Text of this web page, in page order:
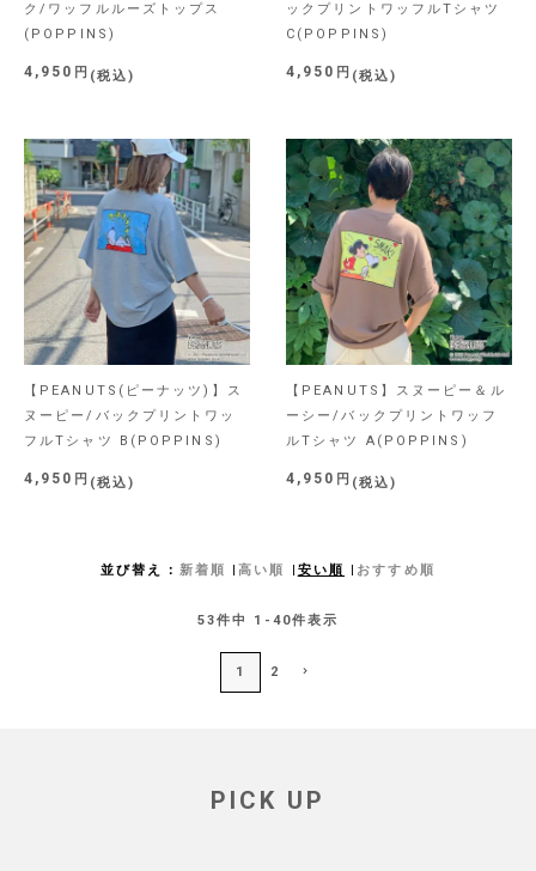
ク/ワッフルルーズトップス
(POPPINS)
4,950 税込
ックプリントワッフルTシャツ
C(POPPINS)
4,950 税込
【PEANUTS(ピーナッツ)】ス
ヌーピー/バックプリントワッ
フルTシャツ B(POPPINS)
4,950 税込
【PEANUTS】スヌーピー＆ル
ーシー/バックプリントワッフ
ルTシャツ A(POPPINS)
4,950 税込
並び替え 新着順 高い順 安い順 おすすめ順
53件中 1 - 40件表示
1 2
PICK UP